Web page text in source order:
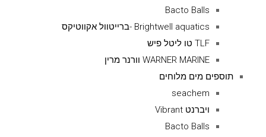
Bacto Balls
Brightwell aquatics -ברייטוול אקווטיקס
TLF טו ליטל פיש
WARNER MARINE וורנר מרין
תוספים מים מלוחים
seachem
ויברנט Vibrant
Bacto Balls